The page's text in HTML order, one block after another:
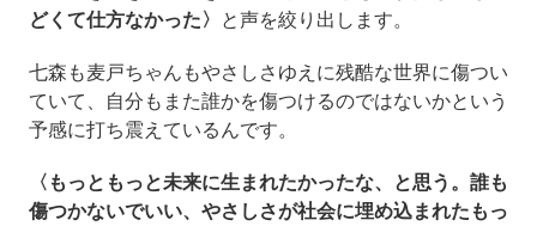
どくて仕方なかった〉 と声を絞り出します。
七森も麦戸ちゃんもやさしさゆえに残酷な世界に傷つい
ていて、自分もまた誰かを傷つけるのではないかという
予感に打ち震えているんです。
〈もっともっと未来に生まれたかったな、と思う。誰も
傷つかないでいい、やさしさが社会に埋め込まれたもっ